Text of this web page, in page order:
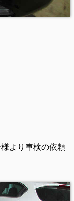
より車検の依頼